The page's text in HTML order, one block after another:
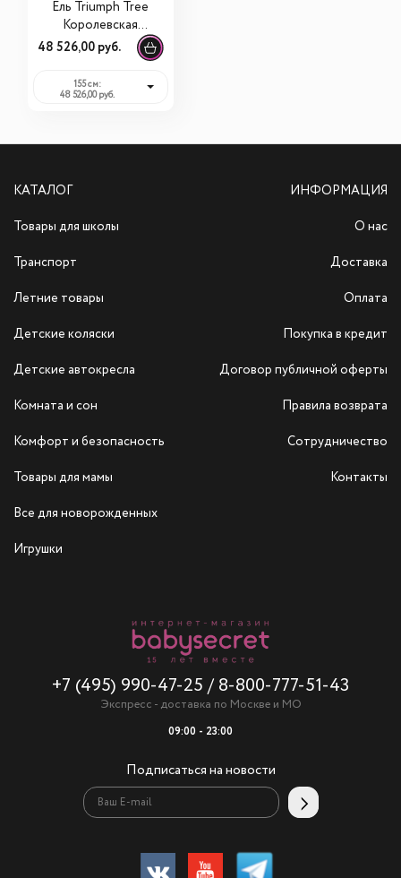
Ель Triumph Tree
Королевская
Премиум 100%
литая с лампами
48 526,00 руб.
155 см:
48 526,00 руб.
КАТАЛОГ
Товары для школы
Транспорт
Летние товары
Детские коляски
Детские автокресла
Комната и сон
Комфорт и безопасность
Товары для мамы
Все для новорожденных
Игрушки
+7 (495) 990-47-25 / 8-800-777-51-43
Экспресс - доставка по Москве и МО
09:00 - 23:00
Подписаться на новости
ИНФОРМАЦИЯ
О нас
Доставка
Оплата
Покупка в кредит
Договор публичной оферты
Правила возврата
Сотрудничество
Контакты